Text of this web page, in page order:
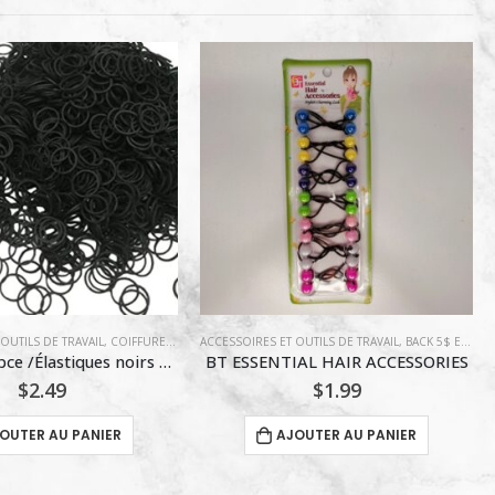
DE TRAVAIL , BACK 5$ ET MOINS ,COIFFURE
HAIR ACCESSORIES
$1.99
AU PANIER
ACCESSOIRES ET OUTILS DE TRAVAIL , CHOUCHOU
WATINC CHOUCHOU / #33 SILVER SCINTILLANT
$4.99
AJOUTER AU PANIER